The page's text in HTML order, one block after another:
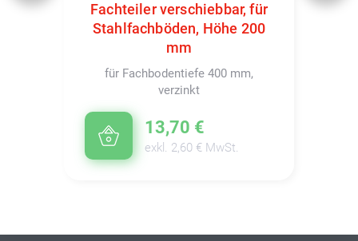
Fachteiler verschiebbar, für
Stahlfachböden, Höhe 200
mm
für Fachbodentiefe 400 mm,
verzinkt
13,70 €
exkl. 2,60 € MwSt.